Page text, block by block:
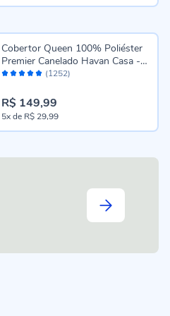
Avaliação: (1252)
Cobertor Queen 100% Poliéster
Premier Canelado Havan Casa -
Off White
R$ 149,99
5xde R$ 29,99